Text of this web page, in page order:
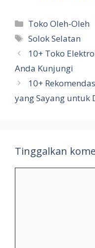
Kategori
Toko Oleh-Oleh
Tag
Solok Selatan
10+ Toko
Anda Kunjungi
10+
yang Sayang untuk
Tinggalkan